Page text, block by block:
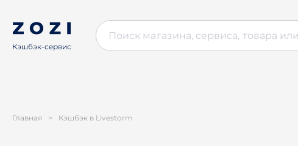
Кэшбэк-сервис
Главная > Кэшбэк в Livestorm